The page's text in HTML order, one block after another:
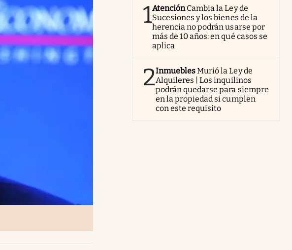
1AtenciónCambia la Ley de
Sucesiones y los bienes de la
herencia no podrán usarse por
más de 10 años: en qué casos se
aplica
2InmueblesMurió la Ley de
Alquileres | Los inquilinos
podrán quedarse para siempre
en la propiedad si cumplen
con este requisito